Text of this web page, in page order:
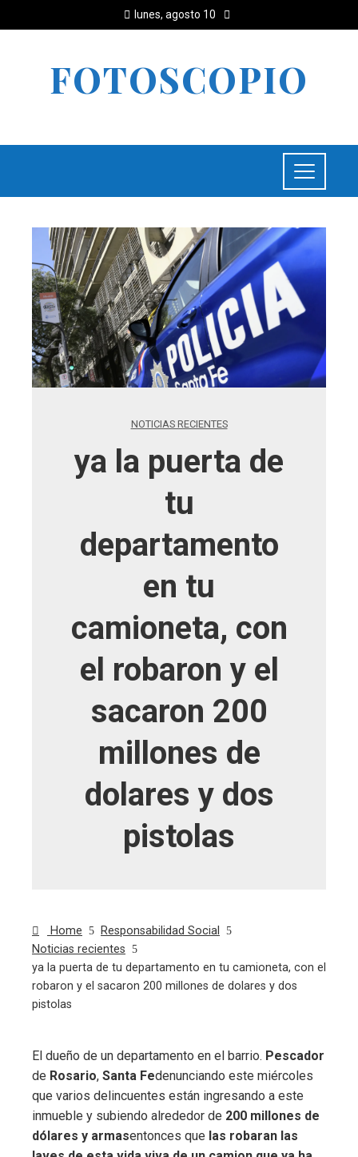
lunes, agosto 10
FOTOSCOPIO
NOTICIAS RECIENTES
ya la puerta de
tu
departamento
en tu
camioneta, con
el robaron y el
sacaron 200
millones de
dolares y dos
pistolas
Home
Responsabilidad Social
Noticias recientes
ya la puerta de tu departamento en tu camioneta, con el
robaron y el sacaron 200 millones de dolares y dos
pistolas
El dueño de un departamento en el barrio. Pescador
de Rosario, Santa Fedenunciando este miércoles
que varios delincuentes están ingresando a este
inmueble y subiendo alrededor de 200 millones de
dólares y armasentonces que las robaran las